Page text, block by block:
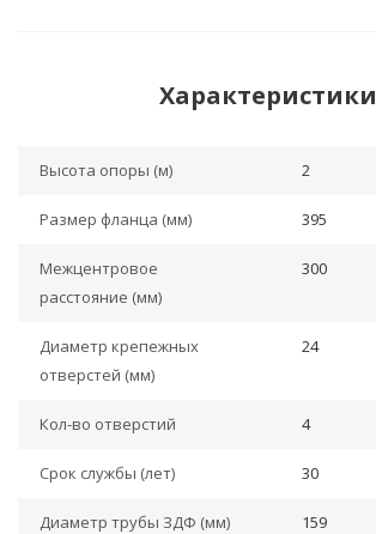
Характеристики
Высота опоры (м) 2
Размер фланца (мм) 395
Межцентровое
расстояние (мм)
300
Диаметр крепежных
отверстей (мм)
24
Кол-во отверстий 4
Срок службы (лет) 30
Диаметр трубы ЗДФ (мм) 159